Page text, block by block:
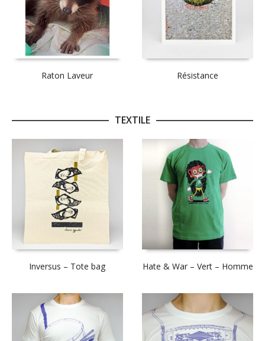
Raton Laveur Résistance
TEXTILE
Inversus – Tote bag Hate & War – Vert – Homme